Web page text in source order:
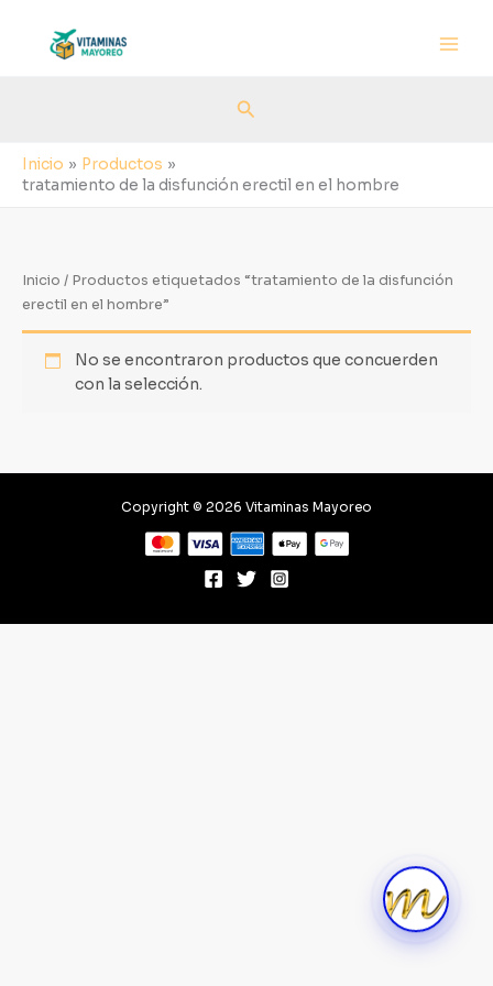
contenido
Buscar
Inicio
Productos
tratamiento de la disfunción erectil en el hombre
Inicio / Productos etiquetados “tratamiento de la disfunción
erectil en el hombre”
No se encontraron productos que concuerden
con la selección.
Copyright © 2026 Vitaminas Mayoreo